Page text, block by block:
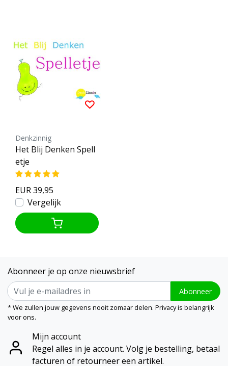
Denkzinnig
Het Blij Denken Spell
etje
EUR 39,95
Vergelijk
Abonneer je op onze nieuwsbrief
Abonneer
* We zullen jouw gegevens nooit zomaar delen. Privacy is belangrijk
voor ons.
Mijn account
Regel alles in je account. Volg je bestelling, betaal
facturen of retourneer een artikel.